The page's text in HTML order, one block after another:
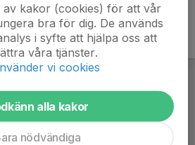
av kakor (cookies) för att vår
bra för dig. De används
i syfte att hjälpa oss att
våra tjänster.
vi cookies
alla kakor
nödvändiga